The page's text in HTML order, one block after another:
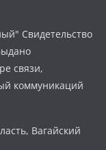
Свидетельство
связи,
коммуникаций
Вагайский